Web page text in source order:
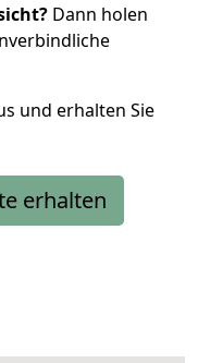
Dann holen
und erhalten Sie
erhalten